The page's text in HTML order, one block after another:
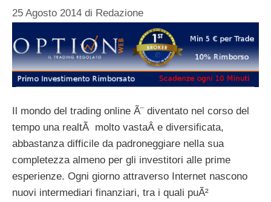
25 Agosto 2014 di Redazione
Il mondo del trading online Ã¨ diventato nel corso del
tempo una realtÃ molto vastaÂ e diversificata,
abbastanza difficile da padroneggiare nella sua
completezza almeno per gli investitori alle prime
esperienze. Ogni giorno attraverso Internet nascono
nuovi intermediari finanziari, tra i quali puÃ²